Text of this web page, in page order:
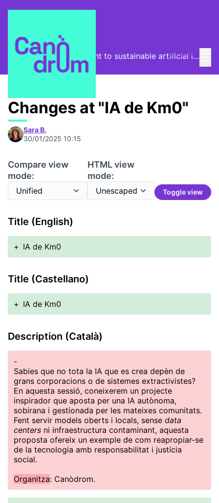
Log inFrom the digital footprint to sustainable artificial intelligence
Program
Changes at "IA de Km0"
Sara B.
30/01/2025 10:15
Compare view
mode:
HTML view
mode:
Toggle view
Title (English)
+ IA de Km0
Title (Castellano)
+ IA de Km0
Description (Català)
-
Sabies que no tota la IA que es crea depèn de
grans corporacions o de sistemes extractivistes?
En aquesta sessió, coneixerem un projecte
inspirador que aposta per una IA autònoma,
sobirana i gestionada per les mateixes comunitats.
Fent servir models oberts i locals, sense data
centers ni infraestructura contaminant, aquesta
proposta ofereix un exemple de com reapropiar-se
de la tecnologia amb responsabilitat i justícia
social.
Organitza: Canòdrom.